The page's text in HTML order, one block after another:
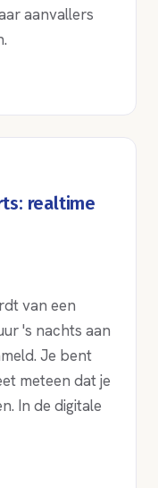
aanvallers
realtime
van een
's nachts aan
Je bent
meteen dat je
In de digitale